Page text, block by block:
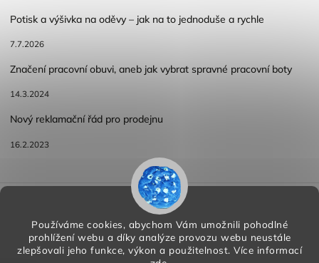
Používáme cookies, abychom Vám umožnili pohodlné
prohlížení webu a díky analýze provozu webu neustále
zlepšovali jeho funkce, výkon a použitelnost. Více informací
Potisk a výšivka na oděvy – jak na to jednoduše a rychle
7.7.2026
Značení pracovní obuvi, aneb jak vybrat spravné pracovní boty
14.3.2024
Nový reklamační řád pro prodejnu
16.2.2023
Reklamace a vracení zboží
Podmínky ochrany osobních údajů